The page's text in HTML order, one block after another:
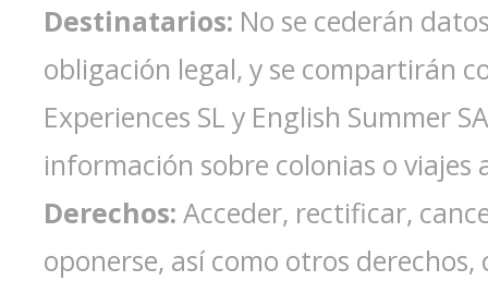
Destinatarios: No se cederán
obligación legal, y se compartirán
Experiences SL y English Summer SA
información sobre colonias o viajes
Derechos: Acceder, rectificar,
oponerse, así como otros derechos,